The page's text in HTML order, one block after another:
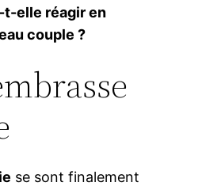
t-elle réagir en
couple ?
se sont finalement